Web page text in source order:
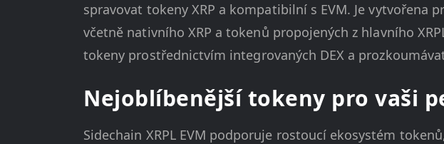
spravovat tokeny XRP a kompatibilní s EVM. Je vytvořena
včetně nativního XRP a tokenů propojených z hlavního
tokeny prostřednictvím integrovaných DEX a
Nejoblíbenější tokeny pro vaši
Sidechain XRPL EVM podporuje rostoucí ekosystém